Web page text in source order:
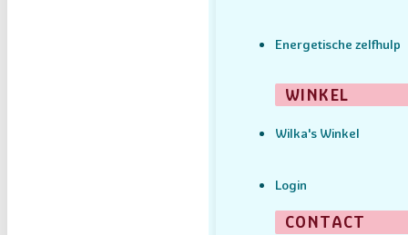
Energetische zelfhulp
WINKEL
Wilka's Winkel
Login
CONTACT